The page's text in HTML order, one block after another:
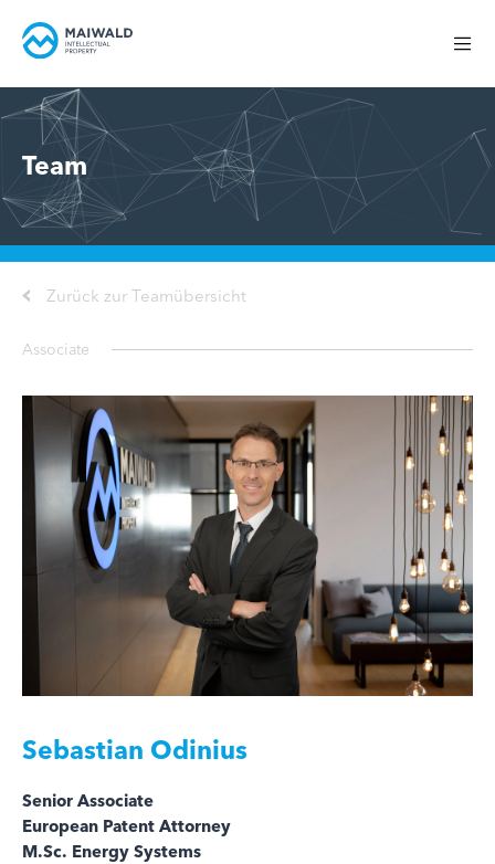
Team
Zurück zur Teamübersicht
Associate
Sebastian Odinius
Senior Associate
European Patent Attorney
M.Sc. Energy Systems